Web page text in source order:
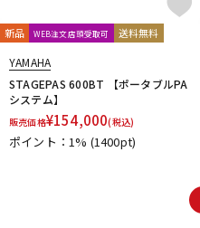
新品 WEB注文店頭受取可 送料無料
YAMAHA
STAGEPAS 600BT 【ポータブルPA
システム】
販売価格¥154,000(税込)
ポイント：1% (1400pt)